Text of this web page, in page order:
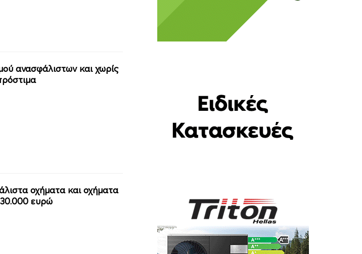
ανασφάλιστων και χωρίς
οχήματα και οχήματα
ευρώ